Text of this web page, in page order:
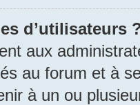
d’utilisateurs
aux
au forum et à
à un ou